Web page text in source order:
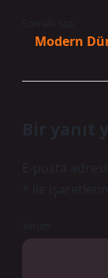
Modern
Bir yanıt
E-posta
ile